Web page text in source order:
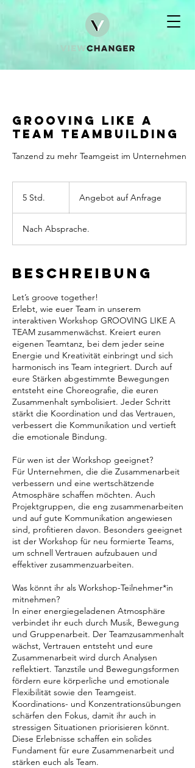
GROOVING LIKE A
TEAM Teambuilding
Tanzend zu mehr Teamgeist im Unternehmen
5 Std.
d
.
Anfrage
Angebot auf Anfrage
Nach Absprache.
Beschreibung
Let’s groove together!
Erlebt, wie euer Team in unserem
interaktiven Workshop GROOVING LIKE A
TEAM zusammenwächst. Kreiert euren
eigenen Teamtanz, bei dem jeder seine
Energie und Kreativität einbringt und sich
harmonisch ins Team integriert. Durch auf
eure Stärken abgestimmte Bewegungen
entsteht eine Choreografie, die euren
Zusammenhalt symbolisiert. Jeder Schritt
stärkt die Koordination und das Vertrauen,
verbessert die Kommunikation und vertieft
die emotionale Bindung.
Für wen ist der Workshop geeignet?
Für Unternehmen, die die Zusammenarbeit
verbessern und eine wertschätzende
Atmosphäre schaffen möchten. Auch
Projektgruppen, die eng zusammenarbeiten
und auf gute Kommunikation angewiesen
sind, profitieren davon. Besonders geeignet
ist der Workshop für neu formierte Teams,
um schnell Vertrauen aufzubauen und
effektiver zusammenzuarbeiten.
Was könnt ihr als Workshop-Teilnehmer*in
mitnehmen?
In einer energiegeladenen Atmosphäre
verbindet ihr euch durch Musik, Bewegung
und Gruppenarbeit. Der Teamzusammenhalt
wächst, Vertrauen entsteht und eure
Zusammenarbeit wird durch Analysen
reflektiert. Tanzstile und Bewegungsformen
fördern eure körperliche und emotionale
Flexibilität sowie den Teamgeist.
Koordinations- und Konzentrationsübungen
schärfen den Fokus, damit ihr auch in
stressigen Situationen priorisieren könnt.
Diese Erlebnisse schaffen ein solides
Fundament für eure Zusammenarbeit und
stärken euch als Team.